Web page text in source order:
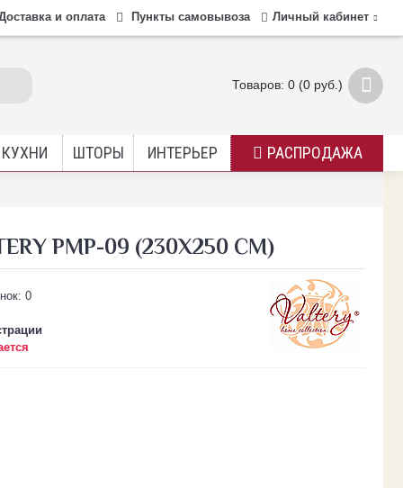
и оплата Пункты самовывоза Личный кабинет
Товаров: 0 (0 руб.)
ШТОРЫ ИНТЕРЬЕР РАСПРОДАЖА
PMP-09 (230Х250 СМ)